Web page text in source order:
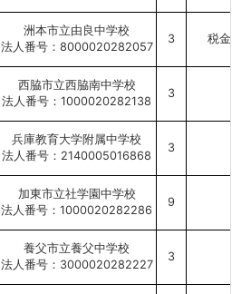
洲本市立由良中学校
法人番号：8000020282057
3 税金に
西脇市立西脇南中学校
法人番号：1000020282138
3
兵庫教育大学附属中学校
法人番号：2140005016868
3
加東市立社学園中学校
法人番号：1000020282286
9
養父市立養父中学校
法人番号：3000020282227
3